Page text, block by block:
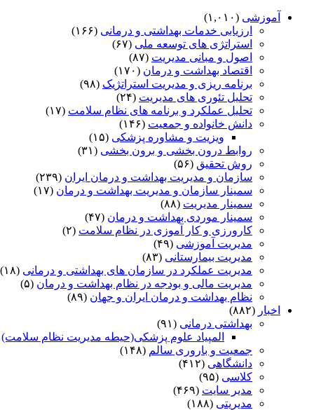
آموزشی (۱,۰۱۰)
ارزیابی خدمات بهداشتی و درمانی (۱۶۶)
استراتژی های توسعه ملی (۶۷)
اصول و مبانی مدیریت (۸۷)
اقتصاد بهداشت و درمان (۱۷۰)
برنامه ریزی و مدیریت استراتژیک (۹۸)
تحلیل تئوری های مدیریت (۲۴)
تحلیل عملکرد و برنامه های نظام سلامت (۱۷)
دانش خانواده و جمعیت (۱۴۶)
ویزیت و مشاوره پزشکی (۱۵)
روابط درون بخشی و برون بخشی (۳۱)
روش تحقیق (۵۶)
سازمان و مدیریت بهداشت و درمان ایران (۲۳۹)
سمینار سازمان و مدیریت بهداشت و درمان (۱۷)
سمینار مدیریت (۸۸)
سمینار موردی بهداشت و درمان (۴۷)
کارورزی و کار آموزی در نظام سلامت (۲)
مدیریت آموزشی (۴۹)
مدیریت بیمارستانی (۸۳)
مدیریت عملکرد در سازمان های بهداشتی و درمانی (۱۸)
مدیریت مالی و بودجه در نظام بهداشت و درمان (۵)
نظام بهداشت و درمان ایران و جهان (۸۹)
اخبار (۸۸۲)
بهداشتی درمانی (۹۱)
المپیاد علوم پزشکی(حیطه مدیریت نظام سلامت)
جمعیت و باروری سالم (۱۴۸)
دانشگاهی (۴۱۲)
کلاسی (۹۵)
مدیر سایت (۴۶۹)
مدیریتی (۱۸۸)